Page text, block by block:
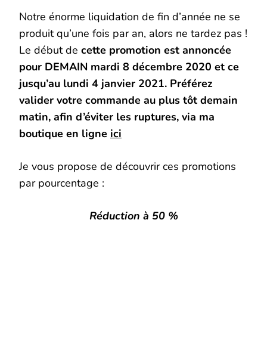
Notre énorme liquidation de fin d’année ne se
produit qu’une fois par an, alors ne tardez pas !
Le début de cette promotion est annoncée
pour DEMAIN mardi 8 décembre 2020 et ce
jusqu’au lundi 4 janvier 2021. Préférez
valider votre commande au plus tôt demain
matin, afin d’éviter les ruptures, via ma
boutique en ligne ici
Je vous propose de découvrir ces promotions
par pourcentage :
Réduction à 50 %